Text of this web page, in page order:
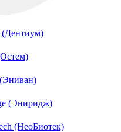
(Дентиум)
(Эниридж)
(НеоБиотек)